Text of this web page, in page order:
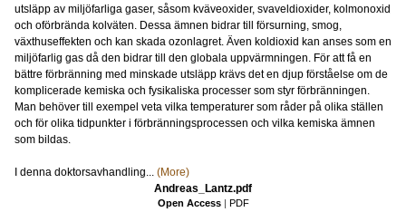
utsläpp av miljöfarliga gaser, såsom kväveoxider, svaveldioxider, kolmonoxid
och oförbrända kolväten. Dessa ämnen bidrar till försurning, smog,
växthuseffekten och kan skada ozonlagret. Även koldioxid kan anses som en
miljöfarlig gas då den bidrar till den globala uppvärmningen. För att få en
bättre förbränning med minskade utsläpp krävs det en djup förståelse om de
komplicerade kemiska och fysikaliska processer som styr förbränningen.
Man behöver till exempel veta vilka temperaturer som råder på olika ställen
och för olika tidpunkter i förbränningsprocessen och vilka kemiska ämnen
som bildas.
I denna doktorsavhandling... (More)
Andreas_Lantz.pdf
Open Access | PDF